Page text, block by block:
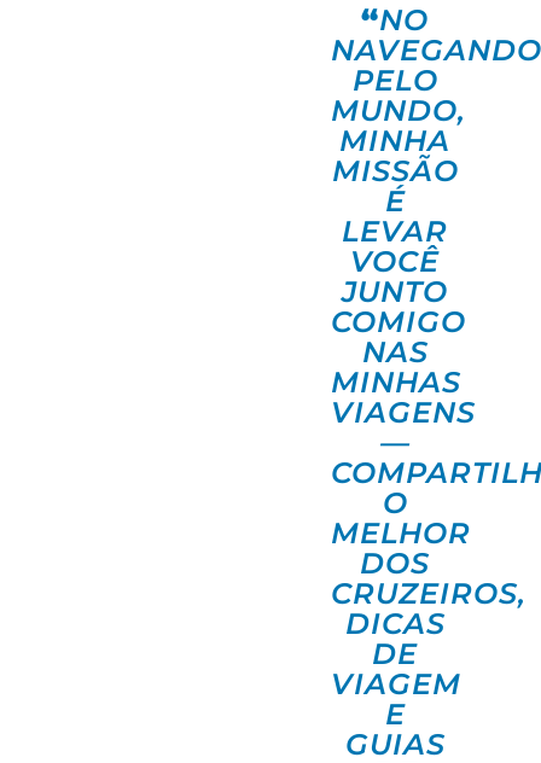
“NO
NAVEGANDO
PELO
MUNDO,
MINHA
MISSÃO
É
LEVAR
VOCÊ
JUNTO
COMIGO
NAS
MINHAS
VIAGENS
—
O
MELHOR
DOS
CRUZEIROS,
DICAS
DE
VIAGEM
E
GUIAS